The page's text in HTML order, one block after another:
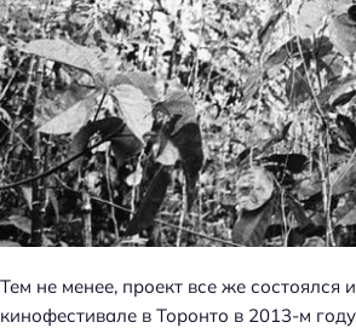
Тем не менее, проект все же состоялся
кинофестивале в Торонто в 2013-м